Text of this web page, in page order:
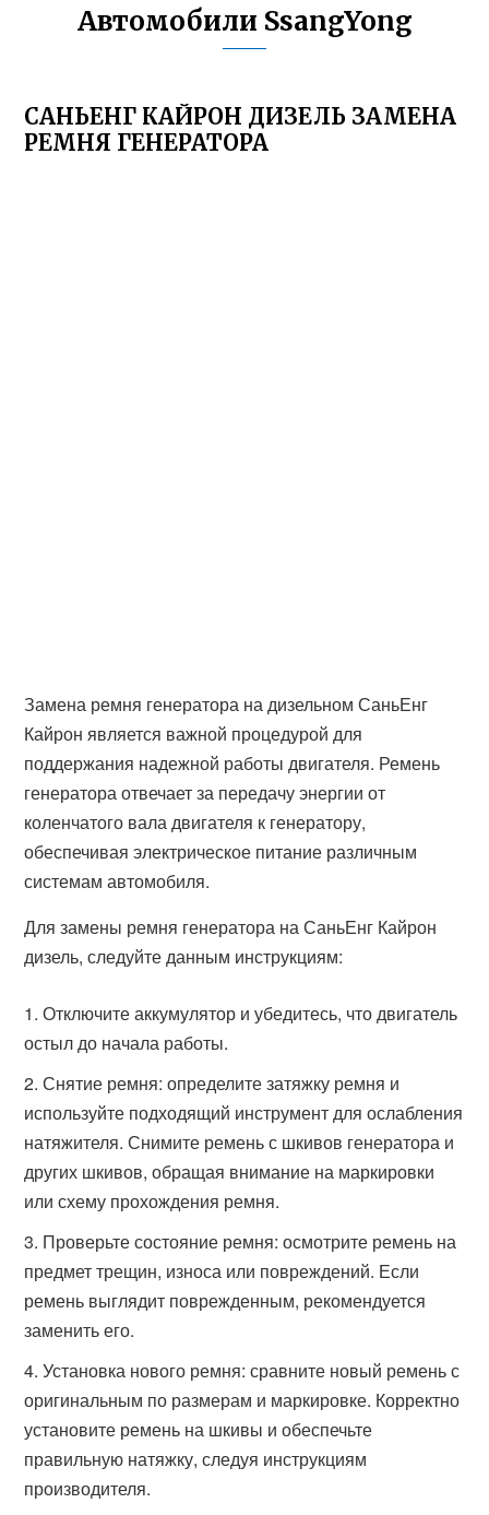
Автомобили SsangYong
САНЬЕНГ КАЙРОН ДИЗЕЛЬ ЗАМЕНА
РЕМНЯ ГЕНЕРАТОРА
Замена ремня генератора на дизельном СаньЕнг
Кайрон является важной процедурой для
поддержания надежной работы двигателя. Ремень
генератора отвечает за передачу энергии от
коленчатого вала двигателя к генератору,
обеспечивая электрическое питание различным
системам автомобиля.
Для замены ремня генератора на СаньЕнг Кайрон
дизель, следуйте данным инструкциям:
Отключите аккумулятор и убедитесь, что двигатель
остыл до начала работы.
Снятие ремня: определите затяжку ремня и
используйте подходящий инструмент для ослабления
натяжителя. Снимите ремень с шкивов генератора и
других шкивов, обращая внимание на маркировки
или схему прохождения ремня.
Проверьте состояние ремня: осмотрите ремень на
предмет трещин, износа или повреждений. Если
ремень выглядит поврежденным, рекомендуется
заменить его.
Установка нового ремня: сравните новый ремень с
оригинальным по размерам и маркировке. Корректно
установите ремень на шкивы и обеспечьте
правильную натяжку, следуя инструкциям
производителя.